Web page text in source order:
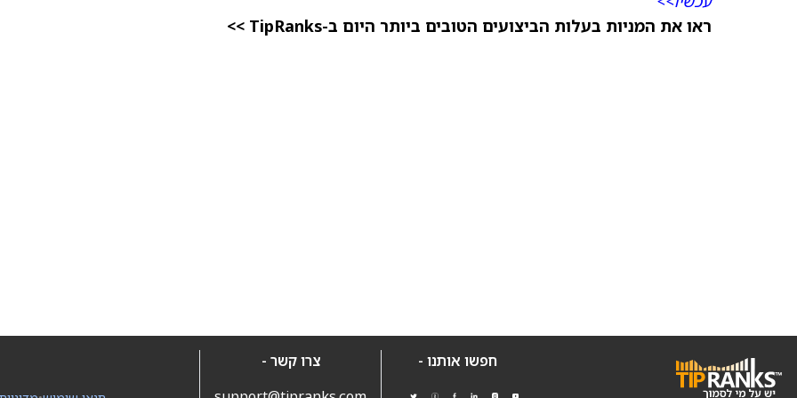
ראו את המניות בעלות הביצועים הטובים ביותר היום ב-TipRanks >>
חפשו אותנו -
צרו קשר -